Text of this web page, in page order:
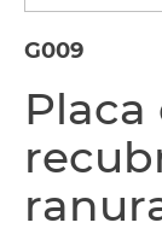
G009
Placa